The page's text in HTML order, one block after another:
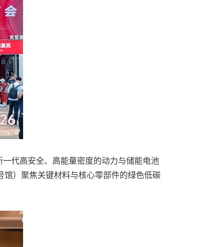
代高安全、高能量密度的动力与储能电池
）聚焦关键材料与核心零部件的绿色低碳